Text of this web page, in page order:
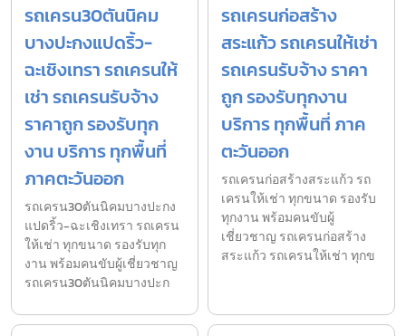
รถเครน30ตันนิคม
บางปะกงแปดริ้ว-
ฉะเชิงเทรา รถเครนให้
เช่า รถเครนรับจ้าง
ราคาถูก รองรับทุก
งาน บริการ ทุกพื้นที่
ภาคตะวันออก
รถเครน30ตันนิคมบางปะกง
แปดริ้ว-ฉะเชิงเทรา รถเครน
ให้เช่า ทุกขนาด รองรับทุก
งาน พร้อมคนขับผู้เชี่ยวชาญ
รถเครน30ตันนิคมบางปะก
รถเครนก่อสร้าง
สระแก้ว รถเครนให้เช่า
รถเครนรับจ้าง ราคา
ถูก รองรับทุกงาน
บริการ ทุกพื้นที่ ภาค
ตะวันออก
รถเครนก่อสร้างสระแก้ว รถ
เครนให้เช่า ทุกขนาด รองรับ
ทุกงาน พร้อมคนขับผู้
เชี่ยวชาญ รถเครนก่อสร้าง
สระแก้ว รถเครนให้เช่า ทุกข